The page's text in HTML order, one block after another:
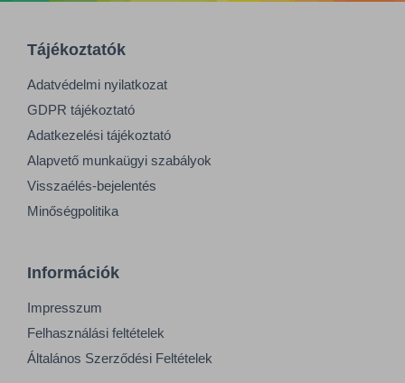
Tájékoztatók
Adatvédelmi nyilatkozat
GDPR tájékoztató
Adatkezelési tájékoztató
Alapvető munkaügyi szabályok
Visszaélés-bejelentés
Minőségpolitika
Információk
Impresszum
Felhasználási feltételek
Általános Szerződési Feltételek